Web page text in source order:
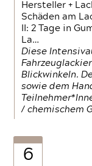
Hersteller +
Schäden am
II: 2 Tage in
La…
Diese
Blickwinkeln.
sowie dem
/ chemischem
6